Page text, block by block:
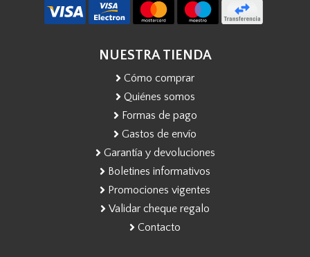
NUESTRA TIENDA
Cómo comprar
Quiénes somos
Formas de pago
Gastos de envío
Garantía y devoluciones
Boletines informativos
Promociones vigentes
Validar cheque regalo
Contacto